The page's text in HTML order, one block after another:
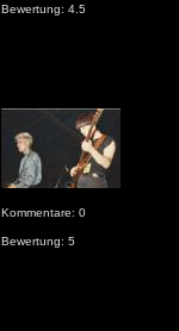
Bewertung: 4.5
Kommentare: 0
Bewertung: 5